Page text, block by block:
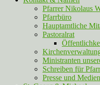
Pfarrer Nikolaus
Pfarrbüro
Hauptamtliche
Pastoralrat
Ministranten
Schreiben für
Presse und Medien